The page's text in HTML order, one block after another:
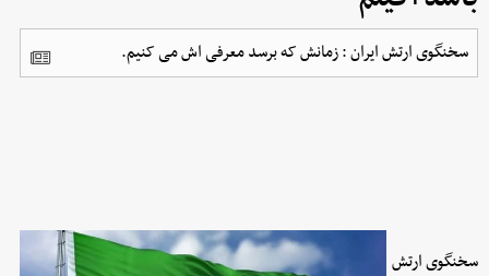
سخنگوی ارتش ایران : زمانش که برسد معرفی اش می کنیم.
سخنگوی ارتش